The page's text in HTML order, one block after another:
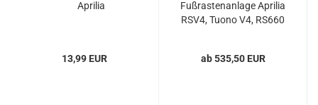
Aprilia
13,99 EUR
Fußrastenanlage Aprilia
RSV4, Tuono V4, RS660
ab 535,50 EUR